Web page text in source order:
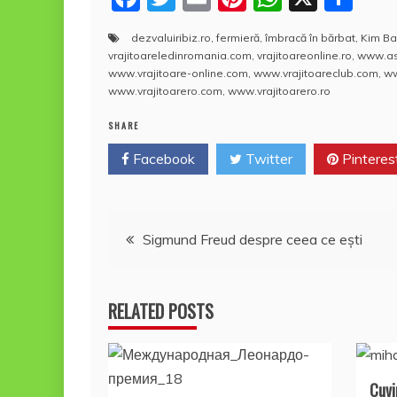
c
e
o
o
w
itt
er
m
ai
l
nt
er
e
at
s
p
p
a
rt
aj
a
z
dezvaluiribiz.ro ,fermieră îmbracă în bărbat Kim
vrajitoareledinromania.com vrajitoareonline.ro
www.vrajitoare-online.com www.vrajitoareclub.com
www.vrajitoarero.com www.vrajitoarero.ro
SHARE
Facebook Twitter
Navigare
articole
Sigmund Freud despre ceea ce eşti
RELATED POSTS